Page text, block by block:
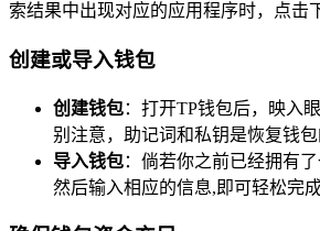
索结果中出现对应的应用程序时，点击
创建或导入钱包
创建钱包：打开TP钱包后，映入
别注意，助记词和私钥是恢复钱
导入钱包：倘若你之前已经拥有
然后输入相应的信息,即可轻松完